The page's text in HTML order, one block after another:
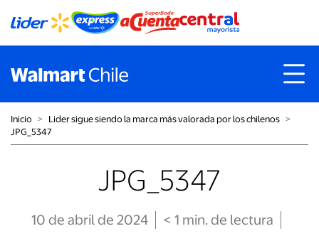
Inicio ˃ Lider sigue siendo la marca más valorada por los chilenos ˃
JPG_5347
JPG_5347
10 de abril de 2024 < 1 min. de lectura